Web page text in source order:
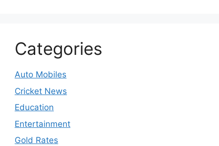
Categories
Auto Mobiles
Cricket News
Education
Entertainment
Gold Rates